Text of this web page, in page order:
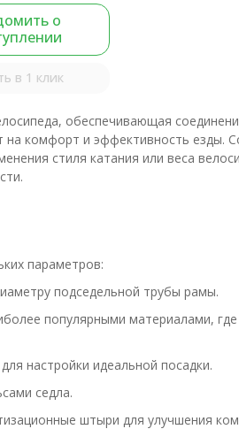
о
в 1 клик
обеспечивающая
на комфорт и эффективность
стиля катания или веса
параметров:
подседельной трубы рамы.
популярными материалами,
настройки идеальной посадки.
седла.
штыри для улучшения